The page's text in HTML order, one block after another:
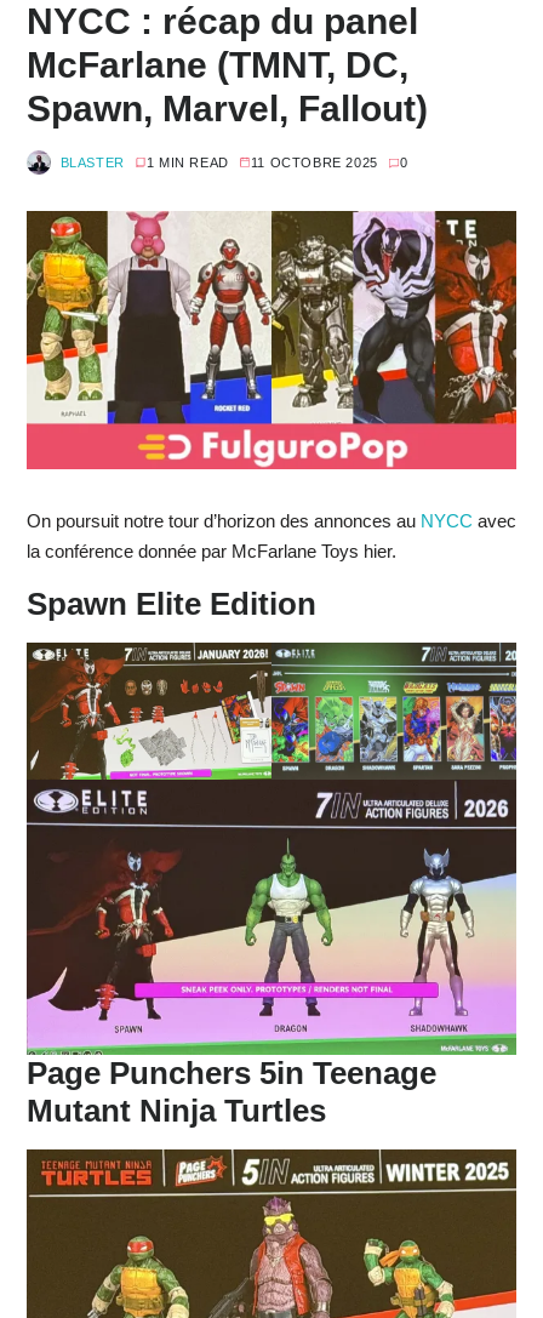
NYCC : récap du panel
McFarlane (TMNT, DC,
Spawn, Marvel, Fallout)
BLASTER 1 MIN READ 11 OCTOBRE 2025 0
On poursuit notre tour d’horizon des annonces au NYCC avec
la conférence donnée par McFarlane Toys hier.
Spawn Elite Edition
Page Punchers 5in Teenage
Mutant Ninja Turtles